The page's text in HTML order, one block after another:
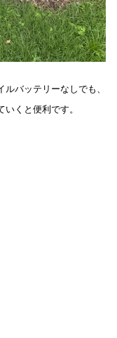
バッテリーなしでも、
くと便利です。